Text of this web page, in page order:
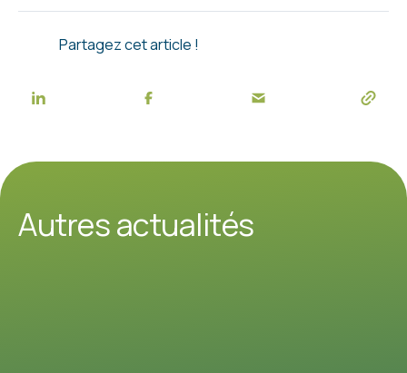
Partagez cet article !
Autres actualités